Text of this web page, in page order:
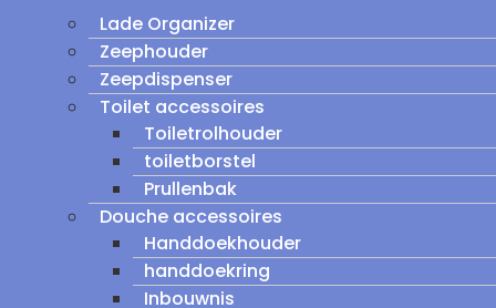
Lade Organizer
Zeephouder
Zeepdispenser
Toilet accessoires
Toiletrolhouder
toiletborstel
Prullenbak
Douche accessoires
Handdoekhouder
handdoekring
Inbouwnis